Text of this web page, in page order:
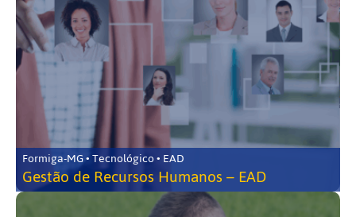
Formiga-MG • Tecnológico • EAD
Gestão de Recursos Humanos – EAD